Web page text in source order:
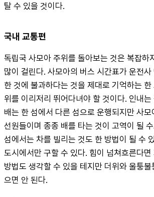
탈 수 있을 것이다.
국내 교통편
독립국 사모아 주위를 돌아보는 것은 복잡하
많이 걸린다. 사모아의 버스 시간표가 운전
한 것에 불과하다는 것을 제대로 기억하는
위를 이리저리 뛰어다녀야 할 것이다. 인내
배는 한 섬에서 다른 섬으로 운행되지만 사
선원들이며 종종 배를 타는 것이 고역이 될
섬에서는 차를 빌리는 것도 한 방법이 될 수
도시에서만 구할 수 있다. 힘이 넘쳐흐른다
방법도 생각할 수 있을 테지만 더위와 울퉁
으면 안 된다.